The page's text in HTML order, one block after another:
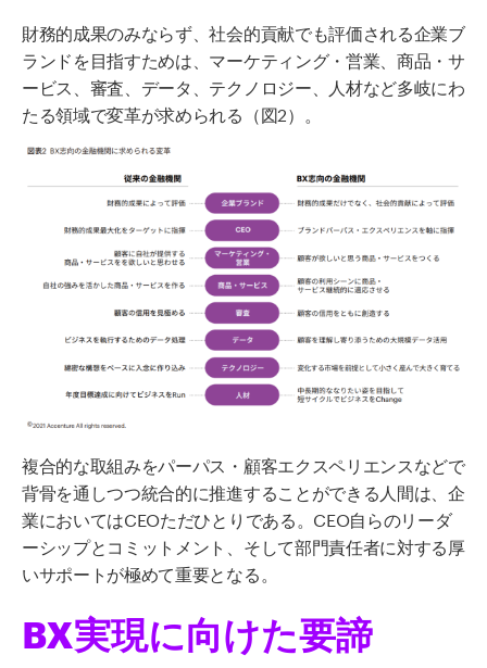
財務的成果のみならず、社会的貢献でも評価される企業ブ
ランドを目指すためは、マーケティング・営業、商品・サ
ービス、審査、データ、テクノロジー、人材など多岐にわ
たる領域で変革が求められる（図2）。
複合的な取組みをパーパス・顧客エクスペリエンスなどで
背骨を通しつつ統合的に推進することができる人間は、企
業においてはCEOただひとりである。CEO自らのリーダ
ーシップとコミットメント、そして部門責任者に対する厚
いサポートが極めて重要となる。
BX実現に向けた要諦